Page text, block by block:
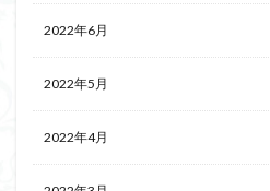
2022年6月
2022年5月
2022年4月